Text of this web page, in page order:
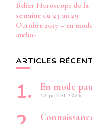
d’article
Bélier Horoscope de la
semaine du 23 au 29
Octobre 2017 – en
audio-
ARTICLES
En mode
12 juillet 2026